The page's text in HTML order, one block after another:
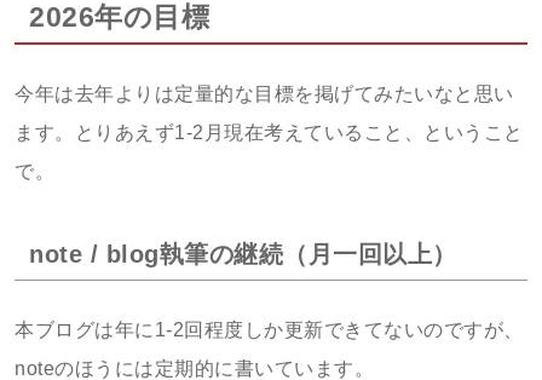
2026年の目標
今年は去年よりは定量的な目標を掲げてみたいなと思い
ます。とりあえず1-2月現在考えていること、ということ
で。
note / blog執筆の継続（月一回以上）
本ブログは年に1-2回程度しか更新できてないのですが、
noteのほうには定期的に書いています。